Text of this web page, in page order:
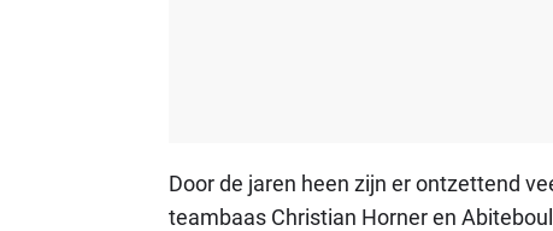
Door de jaren heen zijn er ontzettend
teambaas Christian Horner en